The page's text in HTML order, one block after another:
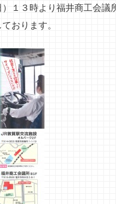
１３時より福井商工会議
おります。